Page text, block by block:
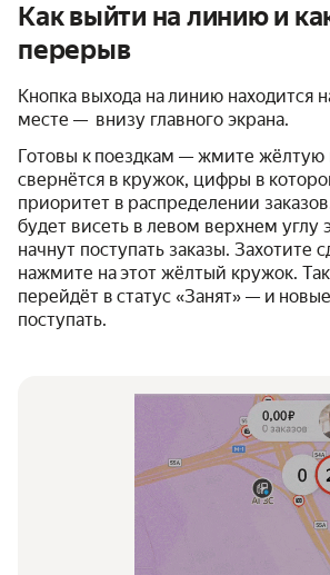
Как выйти на линию и
перерыв
Кнопка выхода на линию находится
месте — внизу главного экрана.
Готовы к поездкам — жмите жёлтую
свернётся в кружок, цифры в
приоритет в распределении
будет висеть в левом верхнем углу
начнут поступать заказы. Захотите
нажмите на этот жёлтый кружок.
перейдёт в статус «Занят» — и
поступать.